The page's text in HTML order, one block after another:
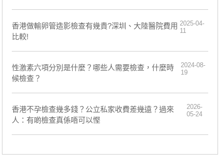
香港做輸卵管造影檢查有幾貴?深圳、大陸醫院費用
比較!
2025-04-
11
性激素六項分別是什麼？哪些人需要檢查，什麼時
候檢查？
2024-08-
19
香港不孕檢查幾多錢？公立私家收費差幾遠？過來
人：有啲檢查真係唔可以慳
2026-
05-24